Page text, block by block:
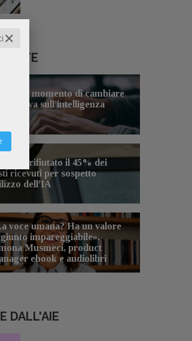
✕
è il momento di cambiare
sull’intelligenza
ha rifiutato il 45% dei
ricevuti per sospetto
dell’IA
voce umana? Ha un valore
impareggiabile».
Musmeci, product
ebook e audiolibri
DALL'AIE